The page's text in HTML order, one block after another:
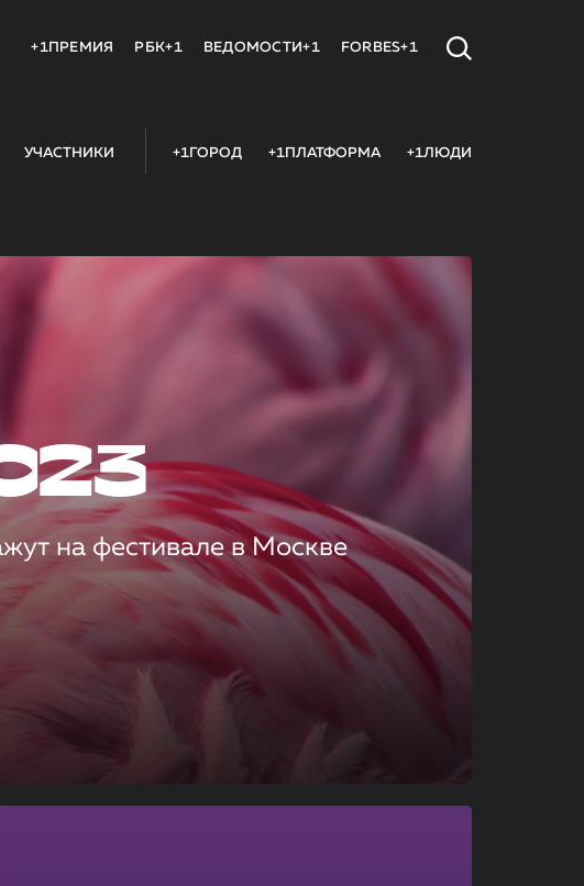
+1ПРЕМИЯ РБК+1 ВЕДОМОСТИ+1 FORBES+1
УЧАСТНИКИ +1ГОРОД +1ПЛАТФОРМА +1ЛЮДИ
на фестивале в Москве